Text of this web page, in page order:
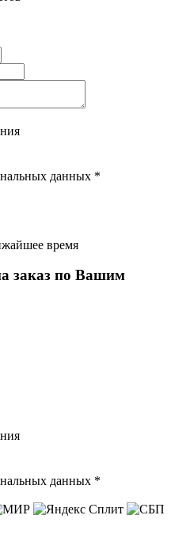
данных *
время
заказ по Вашим
данных *